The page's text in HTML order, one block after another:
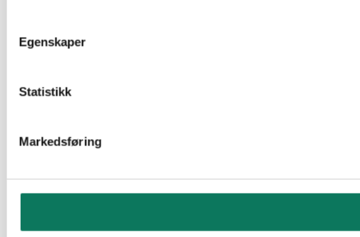
Egenskaper
Statistikk
Markedsføring